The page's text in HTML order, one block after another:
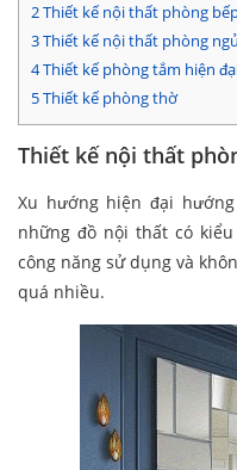
2Thiết kế nội thất phòng
3Thiết kế nội thất phòng ngủ
4Thiết kế phòng tắm hiện
5Thiết kế phòng thờ
Thiết kế nội thất
Xu hướng hiện đại
những đồ nội thất có
công năng sử dụng và
quá nhiều.